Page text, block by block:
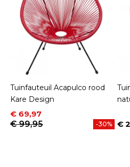
Tuinfauteuil Acapulco rood
Kare Design
Prijs
€ 69,97
Normale prijs
€ 99,95
-30% €